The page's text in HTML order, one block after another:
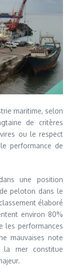
maritime, selon
de critères
ou le respect
performance de
une position
peloton dans le
élaboré
environ 80%
les performances
mauvaises note
la mer constitue